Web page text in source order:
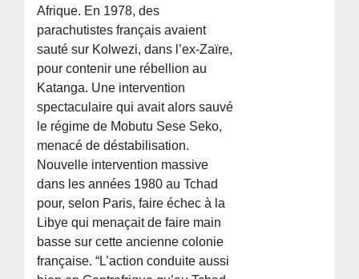
Afrique. En 1978, des
parachutistes français avaient
sauté sur Kolwezi, dans l’ex-Zaïre,
pour contenir une rébellion au
Katanga. Une intervention
spectaculaire qui avait alors sauvé
le régime de Mobutu Sese Seko,
menacé de déstabilisation.
Nouvelle intervention massive
dans les années 1980 au Tchad
pour, selon Paris, faire échec à la
Libye qui menaçait de faire main
basse sur cette ancienne colonie
française. “L’action conduite aussi